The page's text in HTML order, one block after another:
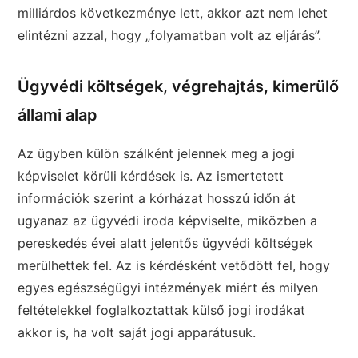
milliárdos következménye lett, akkor azt nem lehet
elintézni azzal, hogy „folyamatban volt az eljárás”.
Ügyvédi költségek, végrehajtás, kimerülő
állami alap
Az ügyben külön szálként jelennek meg a jogi
képviselet körüli kérdések is. Az ismertetett
információk szerint a kórházat hosszú időn át
ugyanaz az ügyvédi iroda képviselte, miközben a
pereskedés évei alatt jelentős ügyvédi költségek
merülhettek fel. Az is kérdésként vetődött fel, hogy
egyes egészségügyi intézmények miért és milyen
feltételekkel foglalkoztattak külső jogi irodákat
akkor is, ha volt saját jogi apparátusuk.